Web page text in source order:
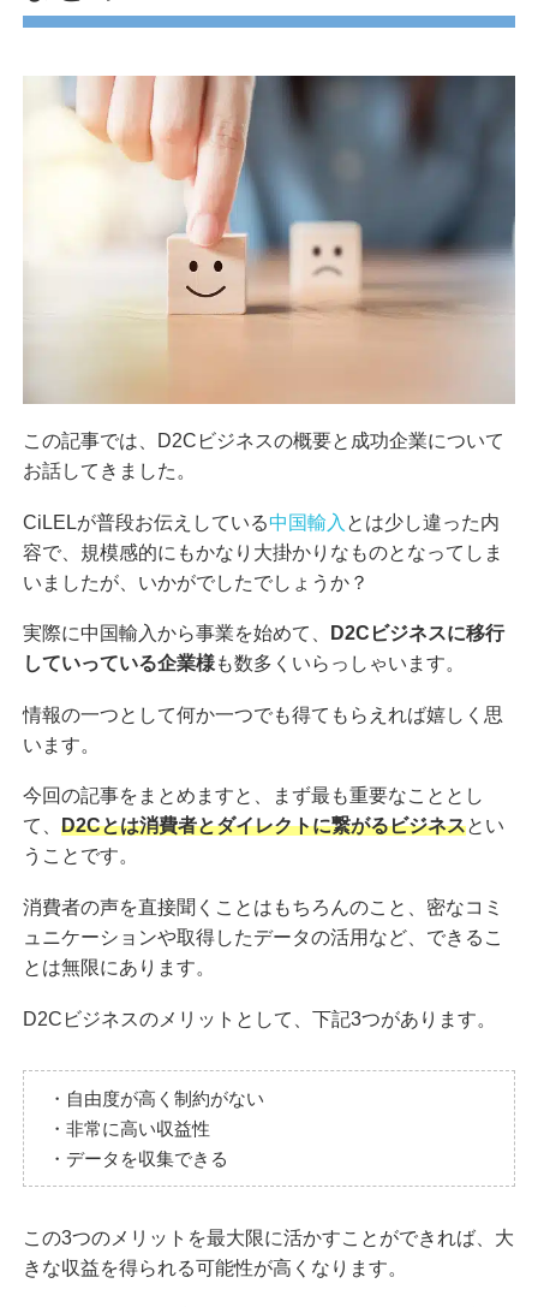
この記事では、D2Cビジネスの概要と成功企業について
お話してきました。
CiLELが普段お伝えしている中国輸入 とは少し違った内
容で、規模感的にもかなり大掛かりなものとなってしま
いましたが、いかがでしたでしょうか？
実際に中国輸入から事業を始めて、
D2Cビジネスに移行
していっている企業様も数多くいらっしゃいます。
情報の一つとして何か一つでも得てもらえれば嬉しく思
います。
今回の記事をまとめますと、まず最も重要なこととし
て、 D2Cとは消費者とダイレクトに繋がるビジネスとい
うことです。
消費者の声を直接聞くことはもちろんのこと、密なコミ
ュニケーションや取得したデータの活用など、できるこ
とは無限にあります。
D2Cビジネスのメリットとして、下記3つがあります。
・自由度が高く制約がない
・非常に高い収益性
・データを収集できる
この3つのメリットを最大限に活かすことができれば、大
きな収益を得られる可能性が高くなります。